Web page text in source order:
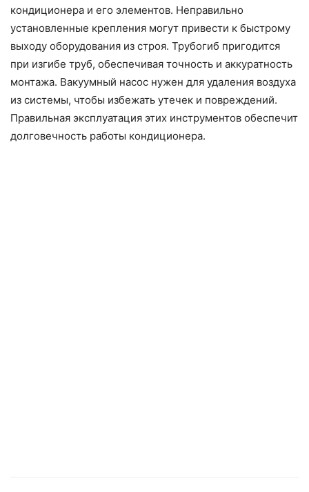
кондиционера и его элементов. Неправильно
установленные крепления могут привести к быстрому
выходу оборудования из строя. Трубогиб пригодится
при изгибе труб, обеспечивая точность и аккуратность
монтажа. Вакуумный насос нужен для удаления воздуха
из системы, чтобы избежать утечек и повреждений.
Правильная эксплуатация этих инструментов обеспечит
долговечность работы кондиционера.